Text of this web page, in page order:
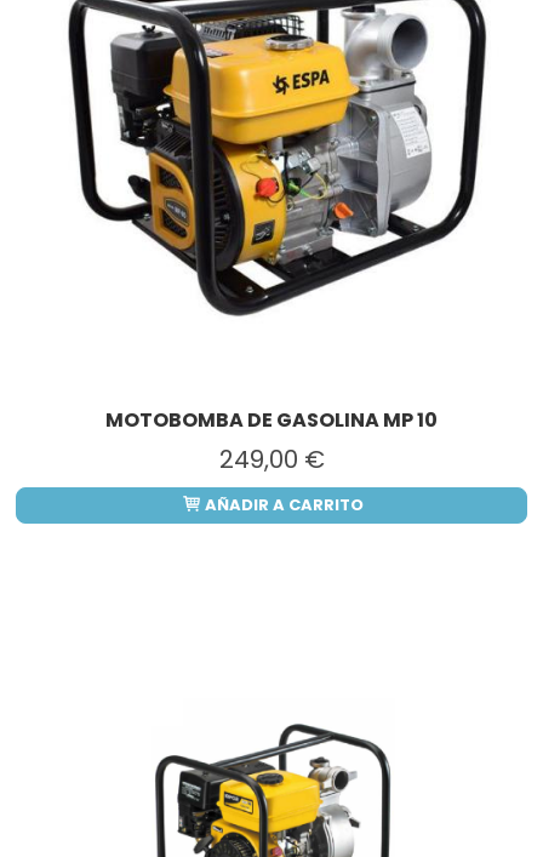
MOTOBOMBA DE GASOLINA MP 10
249,00 €
AÑADIR A CARRITO